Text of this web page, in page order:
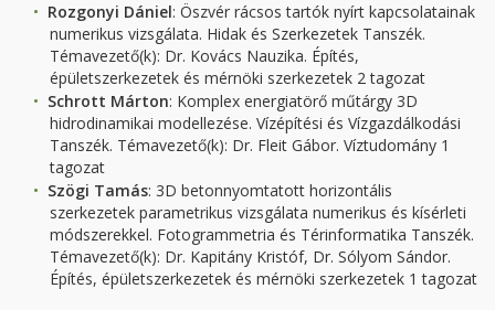
Rozgonyi Dániel: Öszvér rácsos tartók nyírt kapcsolatainak
numerikus vizsgálata. Hidak és Szerkezetek Tanszék.
Témavezető(k): Dr. Kovács Nauzika. Építés,
épületszerkezetek és mérnöki szerkezetek 2 tagozat
Schrott Márton: Komplex energiatörő műtárgy 3D
hidrodinamikai modellezése. Vízépítési és Vízgazdálkodási
Tanszék. Témavezető(k): Dr. Fleit Gábor. Víztudomány 1
tagozat
Szögi Tamás: 3D betonnyomtatott horizontális
szerkezetek parametrikus vizsgálata numerikus és kísérleti
módszerekkel. Fotogrammetria és Térinformatika Tanszék.
Témavezető(k): Dr. Kapitány Kristóf, Dr. Sólyom Sándor.
Építés, épületszerkezetek és mérnöki szerkezetek 1 tagozat